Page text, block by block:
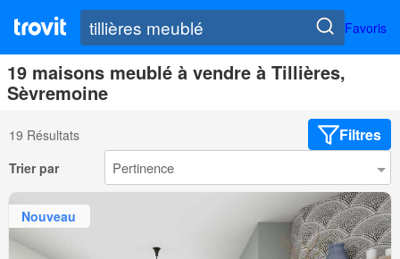
Favoris
19 maisons meublé à vendre à Tillières,
Sèvremoine
19 Résultats Filtres
Trier par
Nouveau